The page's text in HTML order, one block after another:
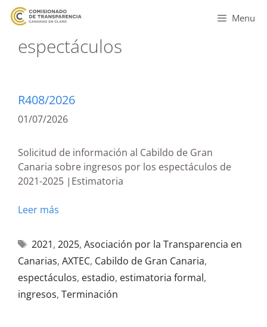
Menu
espectáculos
R408/2026
01/07/2026
Solicitud de información al Cabildo de Gran
Canaria sobre ingresos por los espectáculos de
2021-2025 |Estimatoria
Leer más
2021, 2025, Asociación por la Transparencia en
Canarias, AXTEC, Cabildo de Gran Canaria,
espectáculos, estadio, estimatoria formal,
ingresos, Terminación